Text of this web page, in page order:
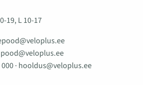
19, L 10-17
pood@veloplus.ee
· hooldus@veloplus.ee